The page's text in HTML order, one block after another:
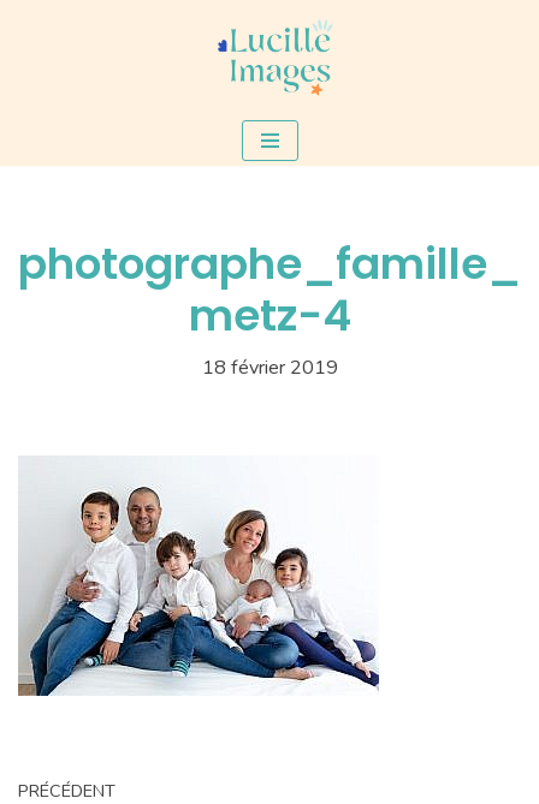
photographe_famille_
metz-4
18 février 2019
PRÉCÉDENT